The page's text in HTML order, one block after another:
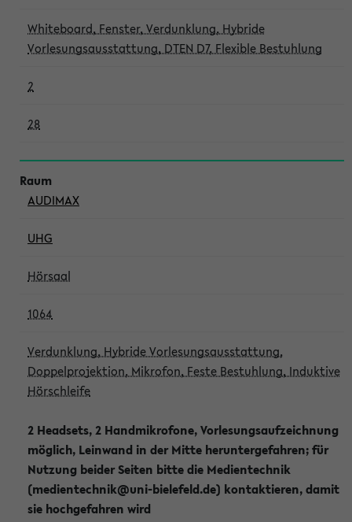
Whiteboard, Fenster, Verdunklung, Hybride
Vorlesungsausstattung, DTEN D7, Flexible Bestuhlung
2
28
AUDIMAX
UHG
Hörsaal
1064
Verdunklung, Hybride Vorlesungsausstattung,
Doppelprojektion, Mikrofon, Feste Bestuhlung, Induktive
Hörschleife
2 Headsets, 2 Handmikrofone, Vorlesungsaufzeichnung
möglich, Leinwand in der Mitte heruntergefahren; für
Nutzung beider Seiten bitte die Medientechnik
(medientechnik@uni-bielefeld.de) kontaktieren, damit
sie hochgefahren wird